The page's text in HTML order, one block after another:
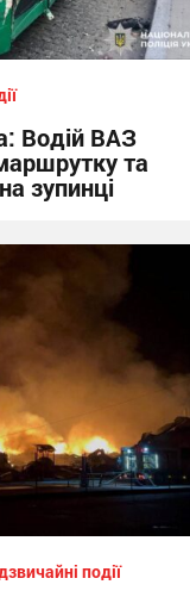
Водій ВАЗ
та
зупинці
події